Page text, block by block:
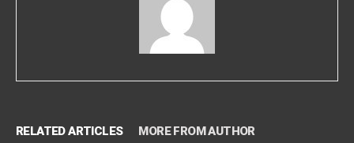
RELATED ARTICLES MORE FROM AUTHOR